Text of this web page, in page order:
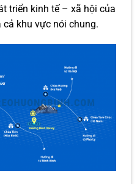
triển kinh tế – xã hội của
khu vực nói chung.